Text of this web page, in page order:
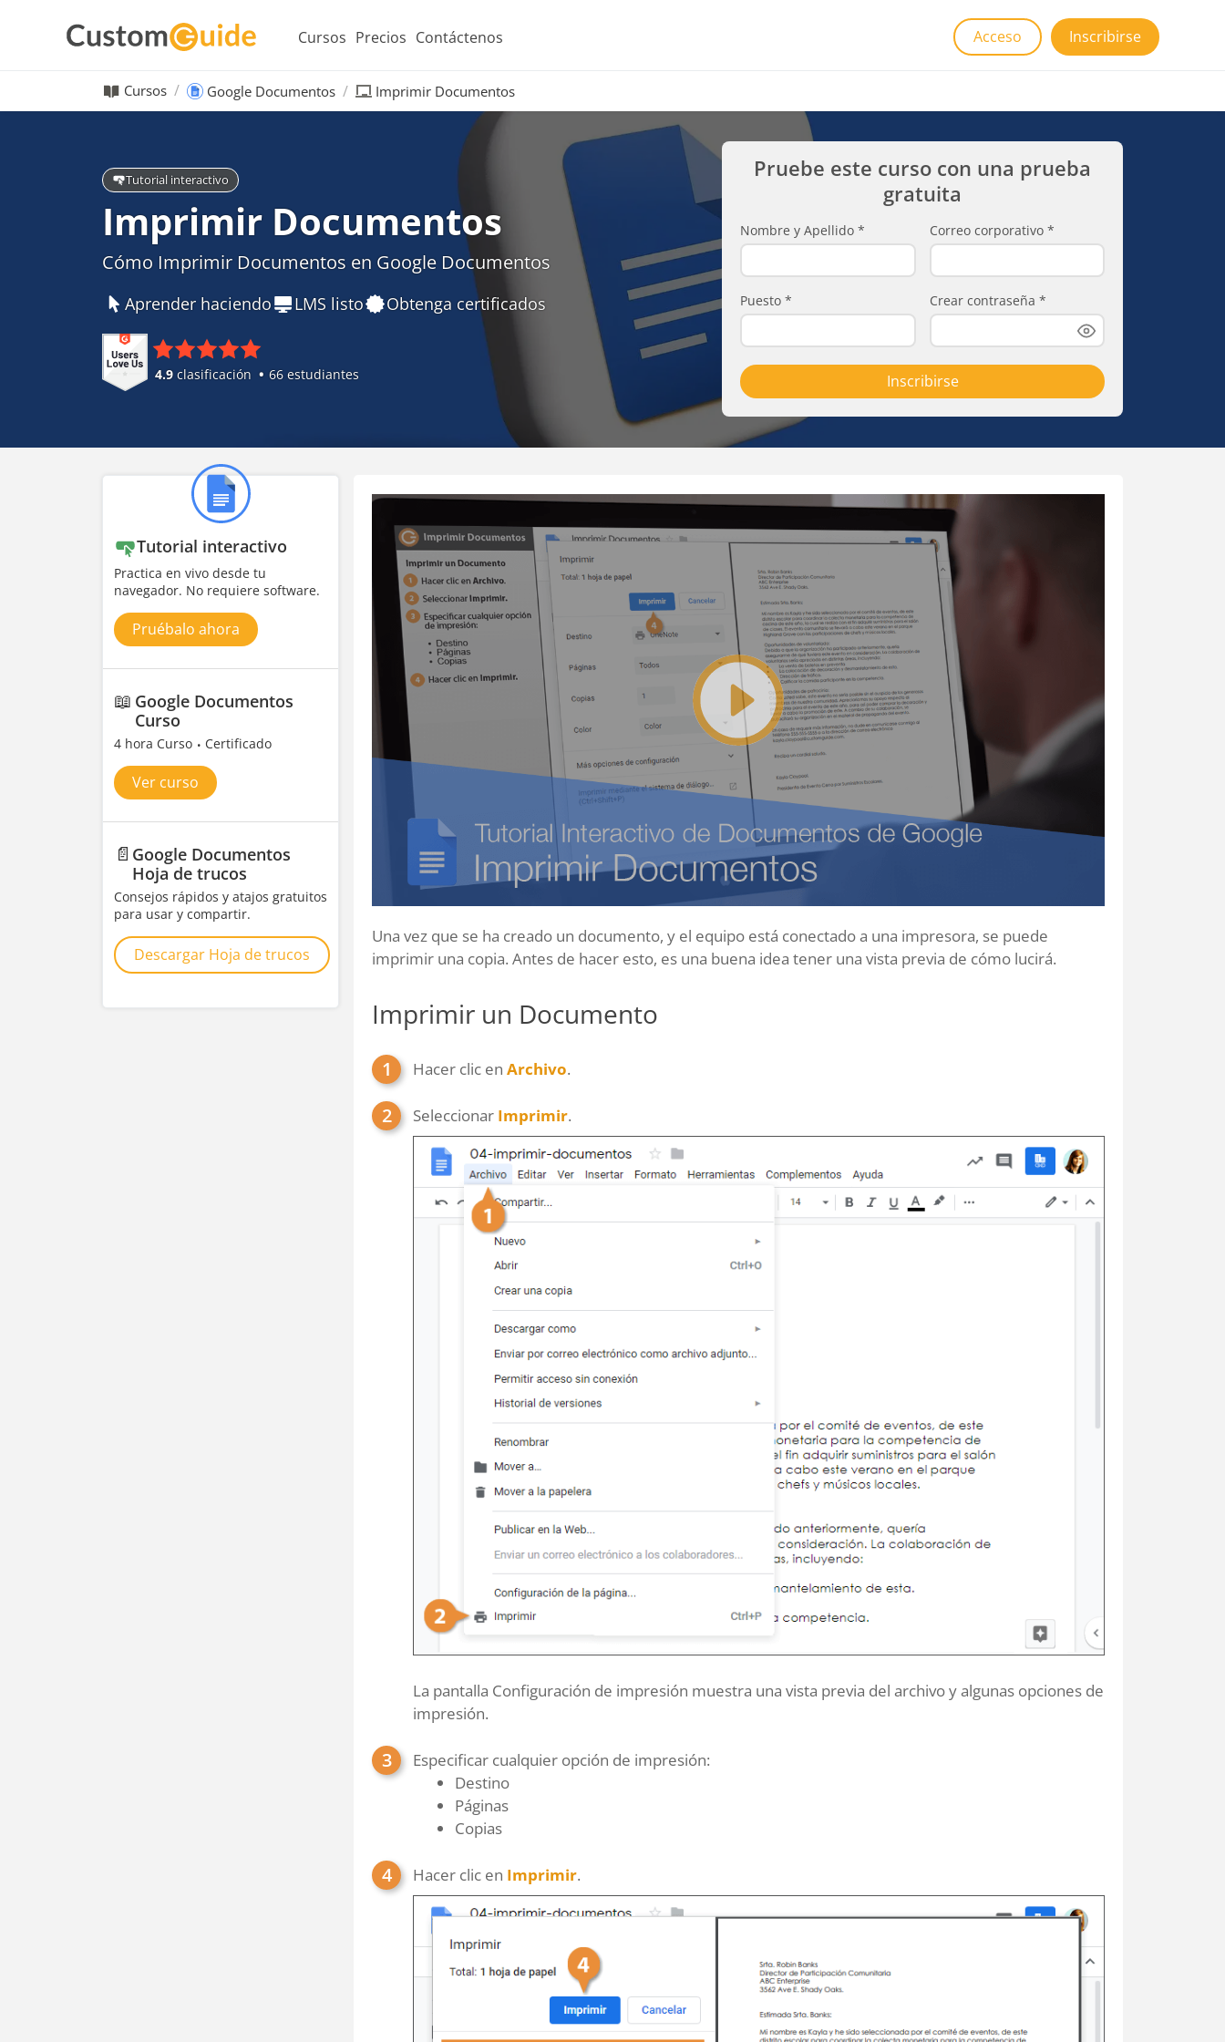
Cursos Precios Contáctenos Acceso Inscribirse
Cursos Google Documentos Imprimir Documentos
Tutorial interactivo
Imprimir Documentos
Cómo Imprimir Documentos en Google Documentos
Aprender haciendo LMS listo Obtenga certificados
4.9 clasificación 66 estudiantes
Pruebe este curso con una prueba
gratuita
Nombre y Apellido * Correo corporativo *
Puesto * Crear contraseña *
Inscribirse
Tutorial interactivo
Practica en vivo desde tu
navegador. No requiere software.
Pruébalo ahora
📖 Google Documentos
Curso
4 hora Curso Certificado
Ver curso
📄 Google Documentos
Hoja de trucos
Consejos rápidos y atajos gratuitos
para usar y compartir.
Descargar Hoja de trucos
Una vez que se ha creado un documento, y el equipo está conectado a una impresora, se puede
imprimir una copia. Antes de hacer esto, es una buena idea tener una vista previa de cómo lucirá.
Imprimir un Documento
Hacer clic en Archivo.
Seleccionar Imprimir.
La pantalla Configuración de impresión muestra una vista previa del archivo y algunas opciones de
impresión.
Especificar cualquier opción de impresión:
Destino
Páginas
Copias
Hacer clic en Imprimir.